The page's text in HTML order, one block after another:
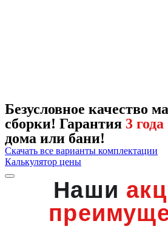
Безусловное качество
сборки! Гарантия 3
дома или бани!
Скачать все варианты комплектации
Калькулятор цены
Наши